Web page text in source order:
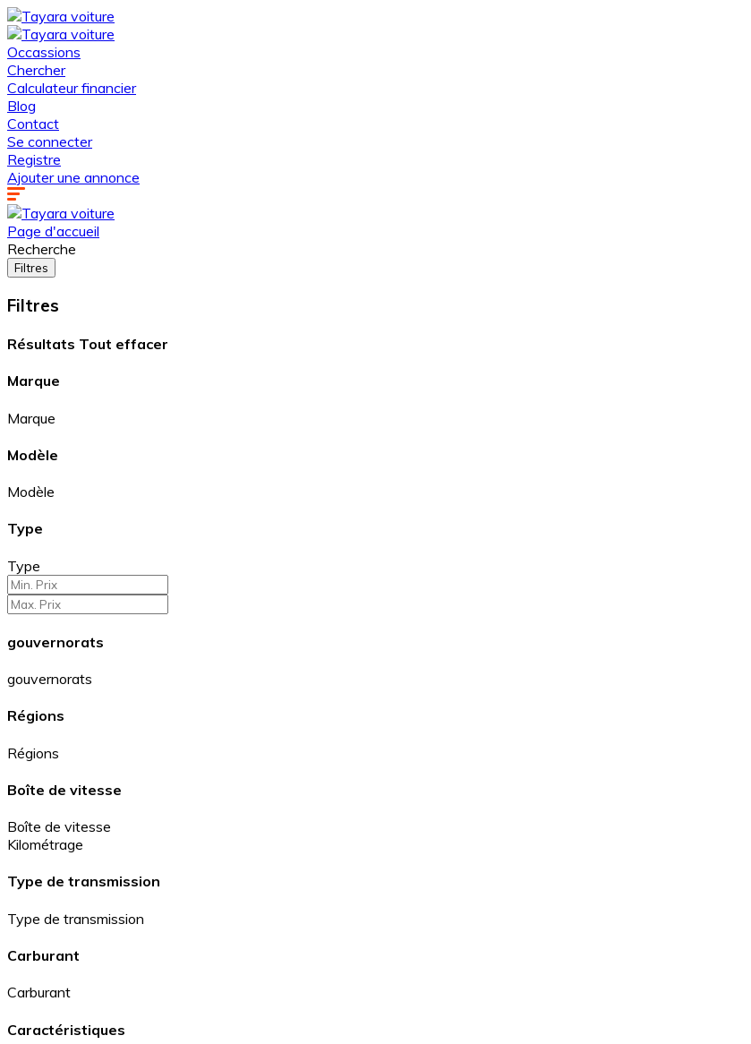
Occassions
Chercher
Calculateur financier
Blog
Contact
Se connecter
Registre
Ajouter une annonce
Page d'accueil
Recherche
Filtres
Filtres
Résultats Tout effacer
Marque
Marque
Modèle
Modèle
Type
Type
gouvernorats
gouvernorats
Régions
Régions
Boîte de vitesse
Boîte de vitesse
Kilométrage
Type de transmission
Type de transmission
Carburant
Carburant
Caractéristiques